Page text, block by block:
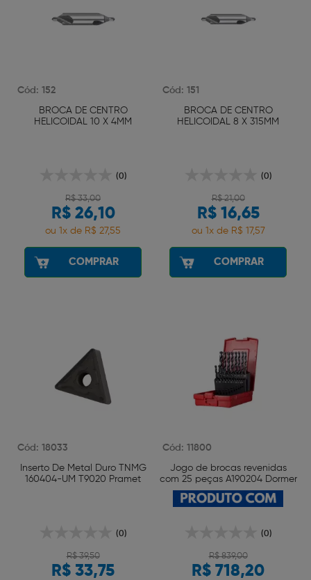
Cód: 152
BROCA DE CENTRO
HELICOIDAL 10 X 4MM
(0)
R$ 33,00
R$ 26,10
ou 1x de R$ 27,55
COMPRAR
Cód: 151
BROCA DE CENTRO
HELICOIDAL 8 X 315MM
(0)
R$ 21,00
R$ 16,65
ou 1x de R$ 17,57
COMPRAR
Cód: 18033
Inserto De Metal Duro TNMG
160404-UM T9020 Pramet
(0)
R$ 39,50
R$ 33,75
Cód: 11800
Jogo de brocas revenidas
com 25 peças A190204 Dormer
(0)
R$ 839,00
R$ 718,20